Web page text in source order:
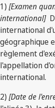
1) [Examen
international]
international
géographique
règlement
l'appellation
international.
2) [Date de